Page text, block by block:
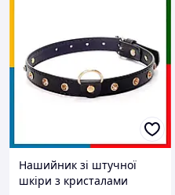
Нашийник зі штучної
шкіри з кристалами